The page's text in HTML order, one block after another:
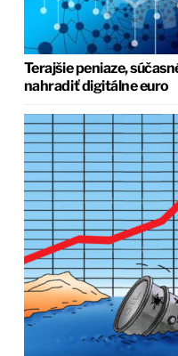
Terajšie peniaze,
nahradiť digitálne euro